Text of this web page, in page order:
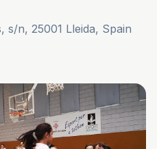
s/n, 25001 Lleida, Spain